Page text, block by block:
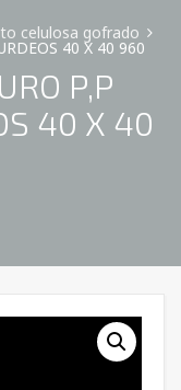
celulosa gofrado
40 X 40 960
P,P
40 X 40